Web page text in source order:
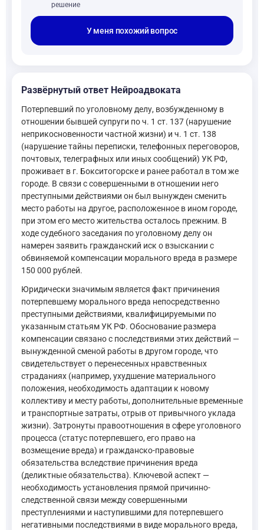
решение
У меня похожий вопрос
Развёрнутый ответ Нейроадвоката
Потерпевший по уголовному делу, возбужденному в
отношении бывшей супруги по ч. 1 ст. 137 (нарушение
неприкосновенности частной жизни) и ч. 1 ст. 138
(нарушение тайны переписки, телефонных переговоров,
почтовых, телеграфных или иных сообщений) УК РФ,
проживает в г. Бокситогорске и ранее работал в том же
городе. В связи с совершенными в отношении него
преступными действиями он был вынужден сменить
место работы на другое, расположенное в ином городе,
при этом его место жительства осталось прежним. В
ходе судебного заседания по уголовному делу он
намерен заявить гражданский иск о взыскании с
обвиняемой компенсации морального вреда в размере
150 000 рублей.
Юридически значимым является факт причинения
потерпевшему морального вреда непосредственно
преступными действиями, квалифицируемыми по
указанным статьям УК РФ. Обоснование размера
компенсации связано с последствиями этих действий —
вынужденной сменой работы в другом городе, что
свидетельствует о перенесенных нравственных
страданиях (например, ухудшение материального
положения, необходимость адаптации к новому
коллективу и месту работы, дополнительные временные
и транспортные затраты, отрыв от привычного уклада
жизни). Затронуты правоотношения в сфере уголовного
процесса (статус потерпевшего, его право на
возмещение вреда) и гражданско-правовые
обязательства вследствие причинения вреда
(деликтные обязательства). Ключевой аспект —
необходимость установления прямой причинно-
следственной связи между совершенными
преступлениями и наступившими для потерпевшего
негативными последствиями в виде морального вреда,